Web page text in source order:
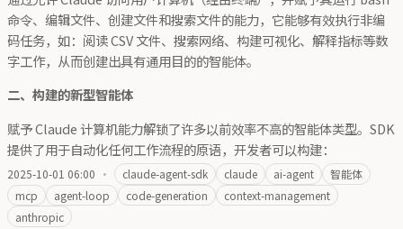
命令、编辑文件、创建文件和搜索文件的能力，它能够有效执行非编
码任务，如：阅读 CSV 文件、搜索网络、构建可视化、解释指标等数
字工作，从而创建出具有通用目的的智能体。
二、构建的新型智能体
赋予 Claude 计算机能力解锁了许多以前效率不高的智能体类型。SDK
提供了用于自动化任何工作流程的原语，开发者可以构建：
2025-10-01 06:00 · claude-agent-sdk claude ai-agent
智能体
mcp
agent-loop code-generation
context-management
anthropic